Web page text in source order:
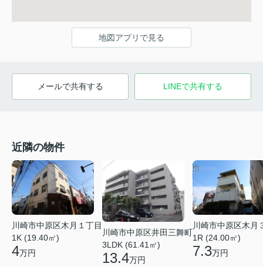
地図アプリで見る
メールで共有する LINEで共有する
近隣の物件
川崎市中原区木月１丁目
1K (19.40㎡)
4万円
川崎市中原区井田三舞町
3LDK (61.41㎡)
13.4万円
川崎市中原区木月
1R (24.00㎡)
7.3万円